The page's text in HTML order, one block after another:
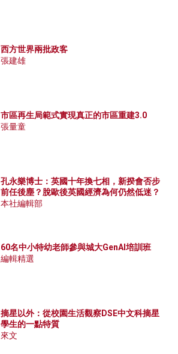
西方世界兩批政客
張建雄
市區再生局範式實現真正的市區重建3.0
張量童
孔永樂博士：英國十年換七相，新揆會否步
前任後塵？脫歐後英國經濟為何仍然低迷？
本社編輯部
60名中小特幼老師參與城大GenAI培訓班
編輯精選
摘星以外：從校園生活觀察DSE中文科摘星
學生的一點特質
來文